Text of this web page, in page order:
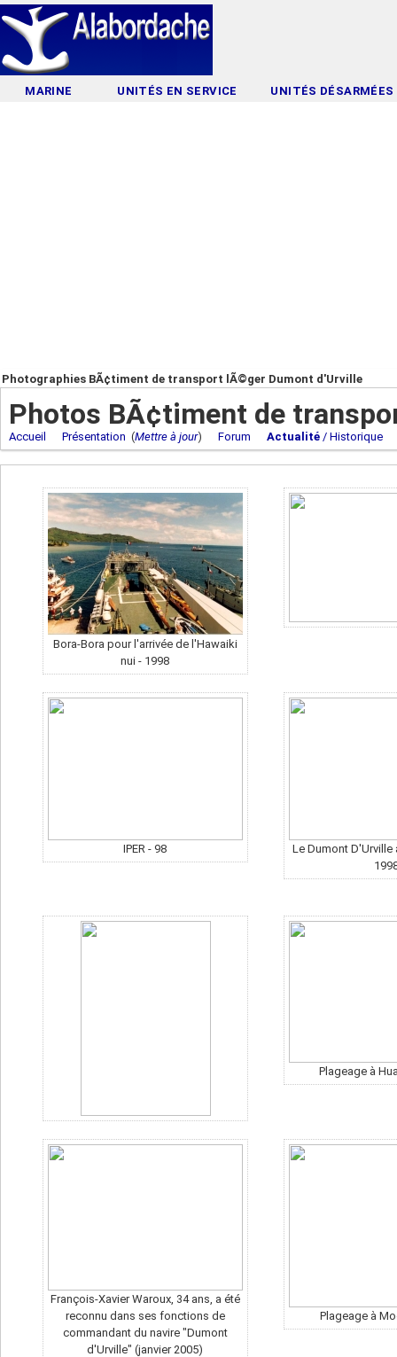
MARINE UNITÉS EN SERVICE UNITÉS DÉSARMÉES
Photographies BÃ¢timent de transport lÃ©ger Dumont d'Urville
Photos BÃ¢timent de
Accueil Présentation (Mettre à jour) Forum Actualité / Historique
Bora-Bora pour l'arrivée de l'Hawaiki
nui - 1998
IPER - 98
Le Dumont D'Urville
Plageage à
François-Xavier Waroux, 34 ans, a été
reconnu dans ses fonctions de
commandant du navire "Dumont
d'Urville" (janvier 2005)
Plageage à